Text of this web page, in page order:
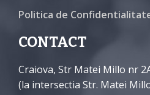
Politica de
CONTACT
Craiova, Str Matei Millo nr
(la intersectia Str. Matei